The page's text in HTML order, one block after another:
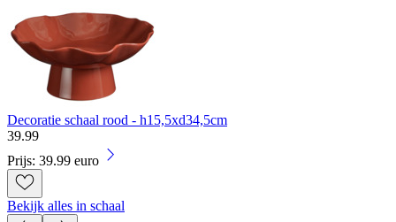
Decoratie schaal rood - h15,5xd34,5cm
39.99
Prijs: 39.99 euro
Bekijk alles in schaal